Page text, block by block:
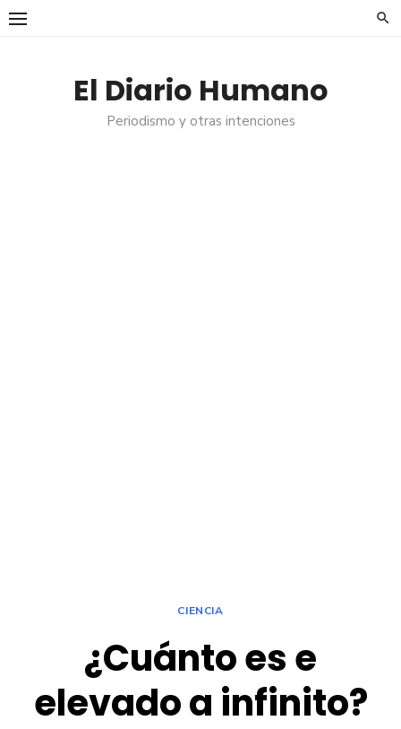
Saltar
El Diario Humano
Periodismo y otras intenciones
CIENCIA
¿Cuánto es e
elevado a infinito?